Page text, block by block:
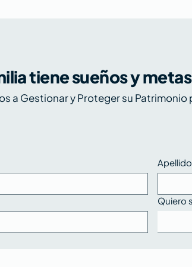
y
que
Optimismo en
expectativas
tiene sueños y
Apellido
Quiero
a Gestionar y Proteger su